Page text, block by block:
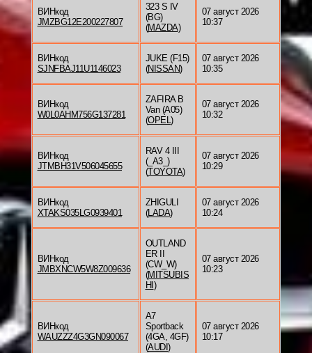
ВИНкод
JMZBG12E200227807
323 S IV
(BG)
(MAZDA)
07 август 2026
10:37
ВИНкод
SJNFBAJ11U1146023
JUKE (F15)
(NISSAN)
07 август 2026
10:35
ВИНкод
W0L0AHM756G137281
ZAFIRA B
Van (A05)
(OPEL )
07 август 2026
10:32
ВИНкод
JTMBH31V506045655
RAV 4 III
(_A3_)
(TOYOTA)
07 август 2026
10:29
ВИНкод
XTAKS035LG0939401
ZHIGULI
(LADA)
07 август 2026
10:24
ВИНкод
JMBXNCW5W8Z009636
OUTLAND
ER II
(CW_W)
(MITSUBIS
HI )
07 август 2026
10:23
ВИНкод
WAUZZZ4G3GN090067
A7
Sportback
(4GA, 4GF)
(AUDI )
07 август 2026
10:17